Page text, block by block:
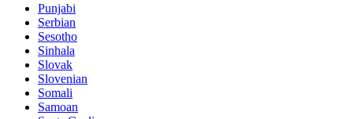
Punjabi
Serbian
Sesotho
Sinhala
Slovak
Slovenian
Somali
Samoan